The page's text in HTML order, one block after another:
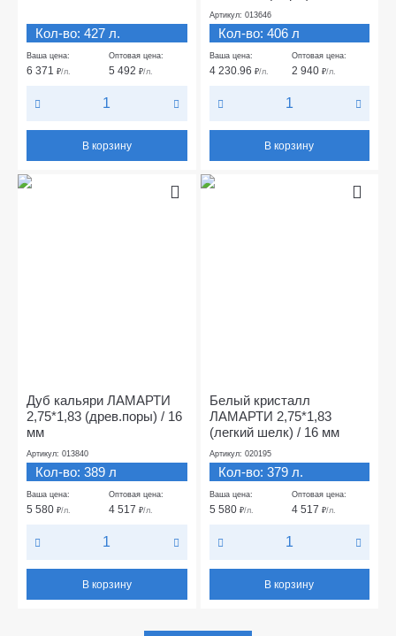
Кол-во: 427 л.
Ваша цена:
6 371 ₽/л.
Оптовая цена:
5 492₽/л.
В корзину
Артикул: 013646
Кол-во: 406 л
Ваша цена:
4 230.96 ₽/л.
Оптовая цена:
2 940 ₽/л.
В корзину
Дуб кальяри ЛАМАРТИ
2,75*1,83 (древ.поры) / 16
мм
Артикул: 013840
Кол-во: 389 л
Ваша цена:
5 580 ₽/л.
Оптовая цена:
4 517₽/л.
В корзину
Белый кристалл
ЛАМАРТИ 2,75*1,83
(легкий шелк) / 16 мм
Артикул: 020195
Кол-во: 379 л.
Ваша цена:
5 580 ₽/л.
Оптовая цена:
4 517 ₽/л.
В корзину